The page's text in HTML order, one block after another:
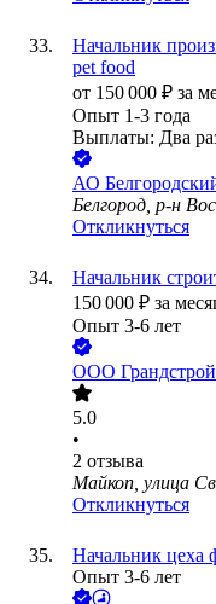
Начальник
pet food
от 150 000 ₽ за
Опыт 1-3 года
Выплаты: Два
АО
Белгород, р-н
Откликнуться
Начальник
150 000 ₽ за
Опыт 3-6 лет
ООО Грандстрой
5.0
•
2 отзыва
Майкоп, улица
Откликнуться
Начальник цеха
Опыт 3-6 лет